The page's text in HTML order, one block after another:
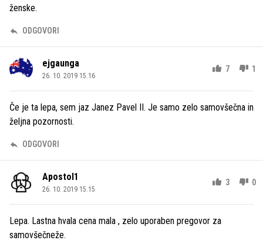
ženske.
ODGOVORI
ejgaunga
26. 10. 2019 15.16
7 1
Če je ta lepa, sem jaz Janez Pavel II. Je samo zelo samovšečna in
željna pozornosti.
ODGOVORI
Apostol1
26. 10. 2019 15.15
3 0
Lepa. Lastna hvala cena mala , zelo uporaben pregovor za
samovšečneže.